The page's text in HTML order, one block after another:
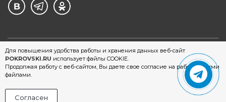
Для повышения удобства работы и хранения данных веб-сайт
POKROVSKI.RU использует файлы COOKIE.
Продолжая работу с веб-сайтом, Вы даете свое согласие на работу с этими
файлами.
Согласен
©1997 - 2026 Обувной Дом "Покровский" - сеть
магазинов обуви в Екатеринбурге